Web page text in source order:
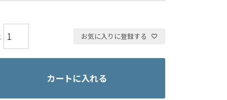
お気に入りに登録する
カートに入れる